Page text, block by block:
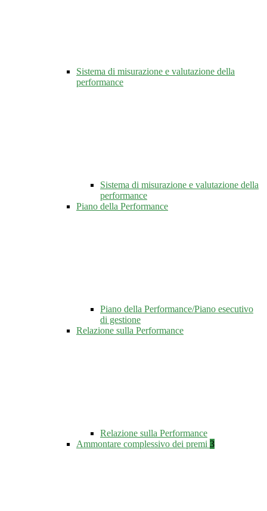
Sistema di misurazione e valutazione della
performance
Sistema di misurazione e valutazione della
performance
Piano della Performance
Piano della Performance/Piano esecutivo
di gestione
Relazione sulla Performance
Relazione sulla Performance
Ammontare complessivo dei premi 3